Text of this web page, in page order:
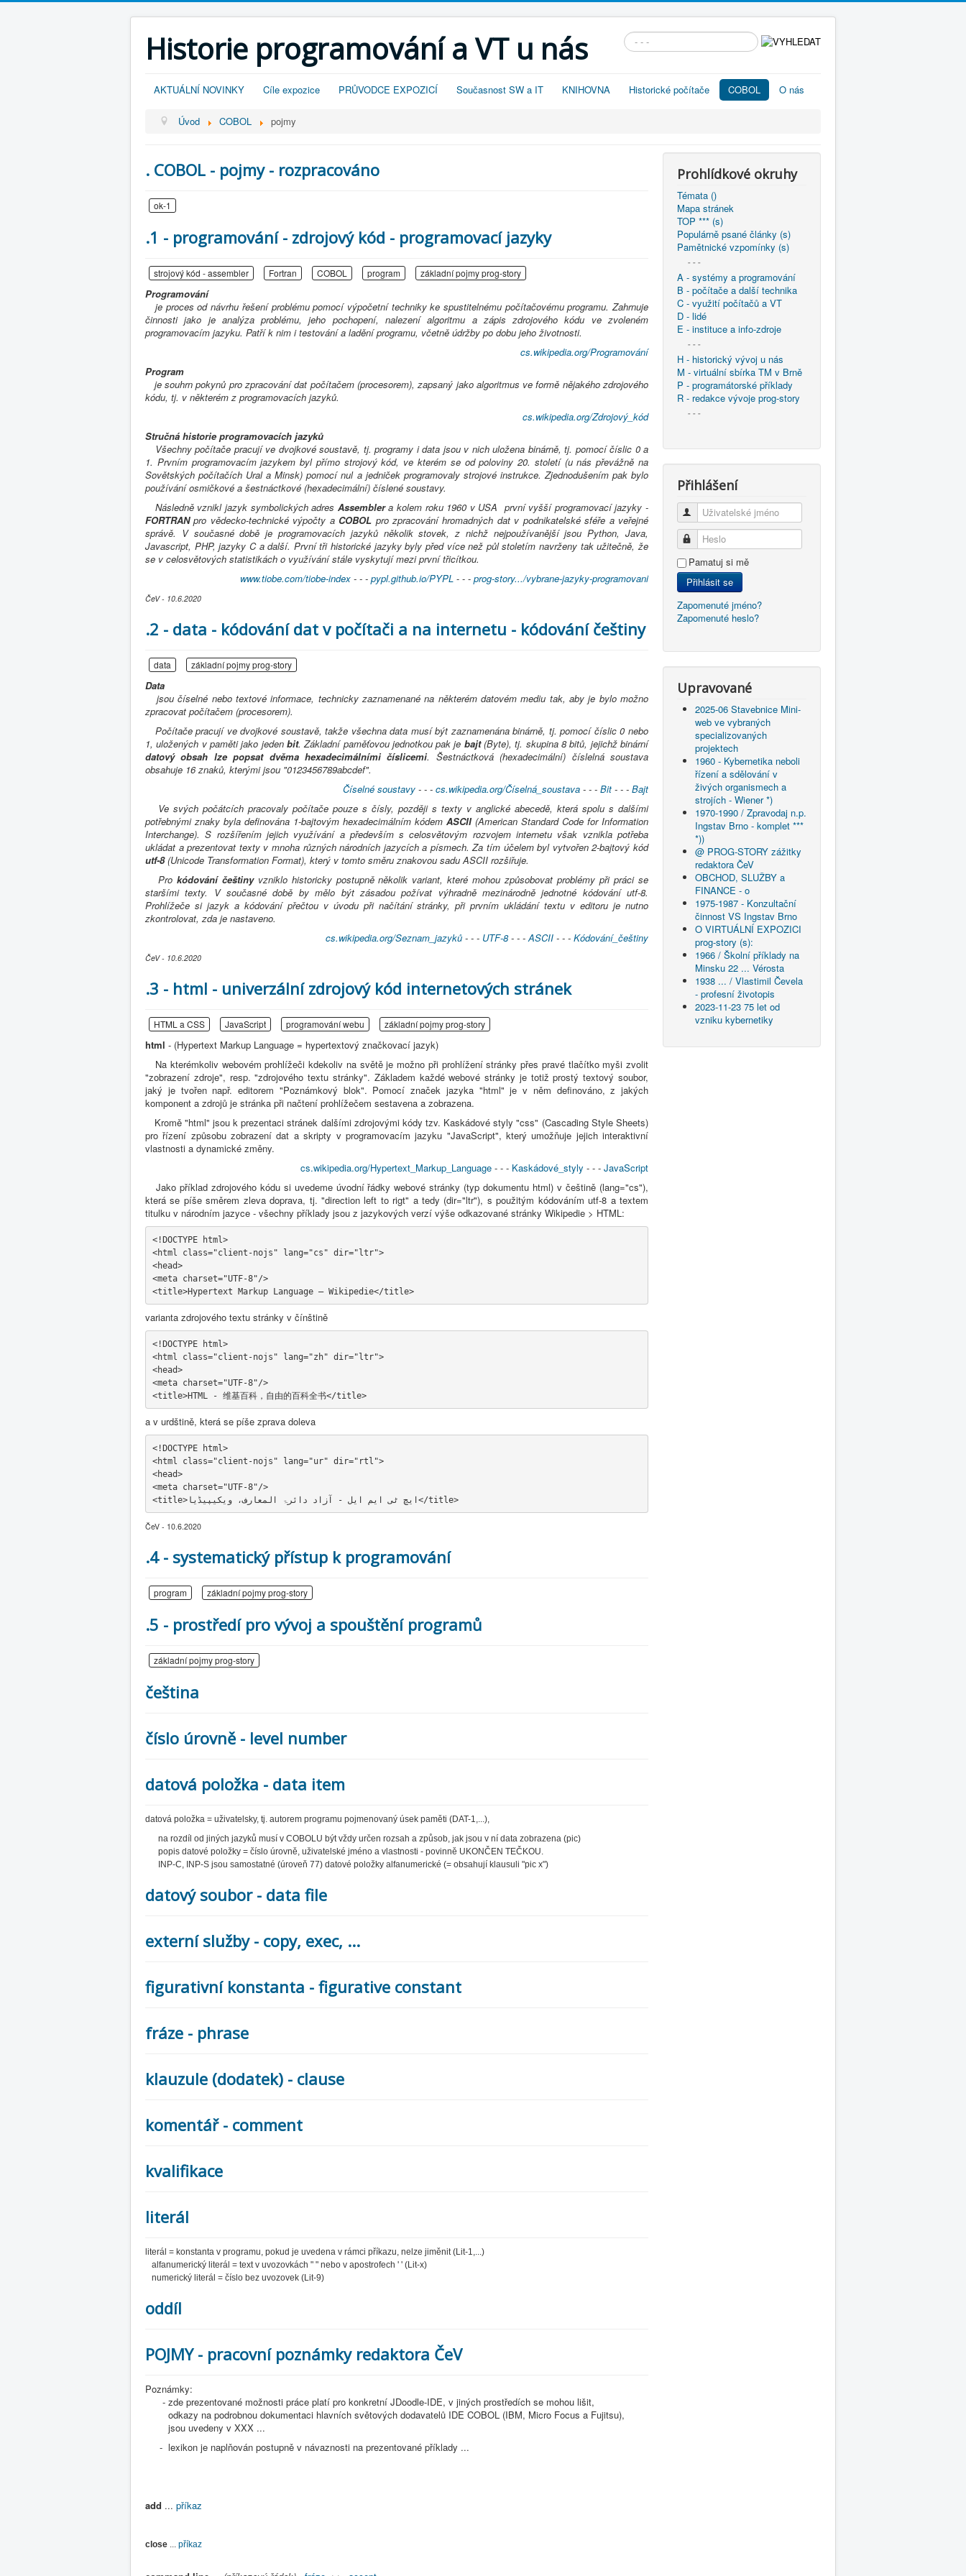
Historie programování a VT u nás Vyhledávání...
AKTUÁLNÍ NOVINKY Cíle expozice PRŮVODCE EXPOZICÍ Současnost SW a IT KNIHOVNA Historické počítače COBOL O nás
Úvod COBOL pojmy
. COBOL - pojmy - rozpracováno
ok-1
.1 - programování - zdrojový kód - programovací jazyky
strojový kód - assembler Fortran COBOL program základní pojmy prog-story
Programování
je proces od návrhu řešení problému pomocí výpočetní techniky ke spustitelnému počítačovému programu. Zahrnuje
činnosti jako je analýza problému, jeho pochopení, nalezení algoritmu a zápis zdrojového kódu ve zvoleném
programovacím jazyku. Patří k nim i testování a ladění programu, včetně údržby po dobu jeho životnosti.
cs.wikipedia.org/Programování
Program
je souhrn pokynů pro zpracování dat počítačem (procesorem), zapsaný jako algoritmus ve formě nějakého zdrojového
kódu, tj. v některém z programovacích jazyků.
cs.wikipedia.org/Zdrojový_kód
Stručná historie programovacích jazyků
Všechny počítače pracují ve dvojkové soustavě, tj. programy i data jsou v nich uložena binárně, tj. pomocí číslic 0 a
1. Prvním programovacím jazykem byl přímo strojový kód, ve kterém se od poloviny 20. století (u nás převážně na
Sovětských počítačích Ural a Minsk) pomocí nul a jedniček programovaly strojové instrukce. Zjednodušením pak bylo
používání osmičkové a šestnáctkové (hexadecimální) číslené soustavy.
Následně vznikl jazyk symbolických adres Assemblera kolem roku 1960 v USA první vyšší programovací jazyky -
FORTRANpro vědecko-technické výpočty a COBOL pro zpracování hromadných dat v podnikatelské sféře a veřejné
správě. V současné době je programovacích jazyků několik stovek, z nichž nejpoužívanější jsou Python, Java,
Javascript, PHP, jazyky C a další. První tři historické jazyky byly před více než půl stoletím navrženy tak užitečně, že
se v celosvětových statistikách o využívání stále vyskytují mezi první třicítkou.
www.tiobe.com/tiobe-index - - - pypl.github.io/PYPL - - - prog-story.../vybrane-jazyky-programovani
ČeV - 10.6.2020
.2 - data - kódování dat v počítači a na internetu - kódování češtiny
data základní pojmy prog-story
Data
jsou číselné nebo textové informace, technicky zaznamenané na některém datovém mediu tak, aby je bylo možno
zpracovat počítačem (procesorem).
Počítače pracují ve dvojkové soustavě, takže všechna data musí být zaznamenána binárně, tj. pomocí číslic 0 nebo
1, uložených v paměti jako jeden bit. Základní paměťovou jednotkou pak je bajt(Byte), tj. skupina 8 bitů, jejichž binární
datový obsah lze popsat dvěma hexadecimálními číslicemi. Šestnáctková (hexadecimální) číslelná soustava
obsahuje 16 znaků, kterými jsou "0123456789abcdef".
Číselné soustavy - - - cs.wikipedia.org/Číselná_soustava - - - Bit - - - Bajt
Ve svých počátcích pracovaly počítače pouze s čísly, později s texty v anglické abecedě, která spolu s dalšími
potřebnými znaky byla definována 1-bajtovým hexadecimálním kódem ASCII(American Standard Code for Information
Interchange). S rozšířením jejich využívání a především s celosvětovým rozvojem internetu však vznikla potřeba
ukládat a prezentovat texty v mnoha různých národních jazycích a písmech. Za tím účelem byl vytvořen 2-bajtový kód
utf-8(Unicode Transformation Format), který v tomto směru znakovou sadu ASCII rozšiřuje.
Pro kódování češtinyvzniklo historicky postupně několik variant, které mohou způsobovat problémy při práci se
staršími texty. V současné době by mělo být zásadou požívat výhradně mezinárodně jednotné kódování utf-8.
Prohlížeče si jazyk a kódování přečtou v úvodu při načítání stránky, při prvním ukládání textu v editoru je nutno
zkontrolovat, zda je nastaveno.
cs.wikipedia.org/Seznam_jazyků - - - UTF-8- - -ASCII - - - Kódování_češtiny
ČeV - 10.6.2020
.3 - html - univerzální zdrojový kód internetových stránek
HTML a CSS JavaScript programování webu základní pojmy prog-story
html - (Hypertext Markup Language = hypertextový značkovací jazyk)
Na kterémkoliv webovém prohlížeči kdekoliv na světě je možno při prohlížení stránky přes pravé tlačítko myši zvolit
"zobrazení zdroje", resp. "zdrojového textu stránky". Základem každé webové stránky je totiž prostý textový soubor,
jaký je tvořen např. editorem "Poznámkový blok". Pomocí značek jazyka "html" je v něm definováno, z jakých
komponent a zdrojů je stránka při načtení prohlížečem sestavena a zobrazena.
Kromě "html" jsou k prezentaci stránek dalšími zdrojovými kódy tzv. Kaskádové styly "css" (Cascading Style Sheets)
pro řízení způsobu zobrazení dat a skripty v programovacím jazyku "JavaScript", který umožňuje jejich interaktivní
vlastnosti a dynamické změny.
cs.wikipedia.org/Hypertext_Markup_Language - - - Kaskádové_styly - - - JavaScript
Jako příklad zdrojového kódu si uvedeme úvodní řádky webové stránky (typ dokumentu html) v češtině (lang="cs"),
která se píše směrem zleva doprava, tj. "direction left to rigt" a tedy (dir="ltr"), s použitým kódováním utf-8 a textem
titulku v národním jazyce - všechny příklady jsou z jazykových verzí výše odkazované stránky Wikipedie > HTML:
<!DOCTYPE html>
<html class="client-nojs" lang="cs" dir="ltr">
<head>
<meta charset="UTF-8"/>
<title>Hypertext Markup Language – Wikipedie</title>
varianta zdrojového textu stránky v čínštině
<!DOCTYPE html>
<html class="client-nojs" lang="zh" dir="ltr">
<head>
<meta charset="UTF-8"/>
<title>HTML - 维基百科，自由的百科全书</title>
a v urdštině, která se píše zprava doleva
<!DOCTYPE html>
<html class="client-nojs" lang="ur" dir="rtl">
<head>
<meta charset="UTF-8"/>
<title>ایچ ٹی ایم ایل - آزاد دائرۃ المعارف، ویکیپیڈیا</title>
ČeV - 10.6.2020
.4 - systematický přístup k programování
program základní pojmy prog-story
.5 - prostředí pro vývoj a spouštění programů
základní pojmy prog-story
čeština
číslo úrovně - level number
datová položka - data item
datová položka = uživatelsky, tj. autorem programu pojmenovaný úsek paměti (DAT-1,...),
na rozdíl od jiných jazyků musí v COBOLU být vždy určen rozsah a způsob, jak jsou v ní data zobrazena (pic)
popis datové položky = číslo úrovně, uživatelské jméno a vlastnosti - povinně UKONČEN TEČKOU.
INP-C, INP-S jsou samostatné (úroveň 77) datové položky alfanumerické (= obsahují klausuli "pic x")
datový soubor - data file
externí služby - copy, exec, ...
figurativní konstanta - figurative constant
fráze - phrase
klauzule (dodatek) - clause
komentář - comment
kvalifikace
literál
literál = konstanta v programu, pokud je uvedena v rámci příkazu, nelze jiměnit (Lit-1,...)
alfanumerický literál = text v uvozovkách " " nebo v apostrofech ' ' (Lit-x)
numerický literál = číslo bez uvozovek (Lit-9)
oddíl
POJMY - pracovní poznámky redaktora ČeV
Poznámky:
- zde prezentované možnosti práce platí pro konkretní JDoodle-IDE, v jiných prostředích se mohou lišit,
odkazy na podrobnou dokumentaci hlavních světových dodavatelů IDE COBOL (IBM, Micro Focus a Fujitsu),
jsou uvedeny v XXX ...
- lexikon je naplňován postupně v návaznosti na prezentované příklady ...
add ... příkaz
close ... příkaz
Prohlídkové okruhy
Témata ()
Mapa stránek
TOP *** (s)
Populárně psané články (s)
Pamětnické vzpomínky (s)
- - -
A - systémy a programování
B - počítače a další technika
C - využití počítačů a VT
D - lidé
E - instituce a info-zdroje
- - -
H - historický vývoj u nás
M - virtuální sbírka TM v Brně
P - programátorské příklady
R - redakce vývoje prog-story
- - -
Přihlášení
Uživatelské jméno
Heslo
Pamatuj si mě
Přihlásit se
Zapomenuté jméno?
Zapomenuté heslo?
Upravované
2025-06 Stavebnice Mini-
web ve vybraných
specializovaných
projektech
1960 - Kybernetika neboli
řízení a sdělování v
živých organismech a
strojích - Wiener *)
1970-1990 / Zpravodaj n.p.
Ingstav Brno - komplet ***
*))
@ PROG-STORY zážitky
redaktora ČeV
OBCHOD, SLUŽBY a
FINANCE - o
1975-1987 - Konzultační
činnost VS Ingstav Brno
O VIRTUÁLNÍ EXPOZICI
prog-story (s):
1966 / Školní příklady na
Minsku 22 ... Vérosta
1938 ... / Vlastimil Čevela
- profesní životopis
2023-11-23 75 let od
vzniku kybernetiky